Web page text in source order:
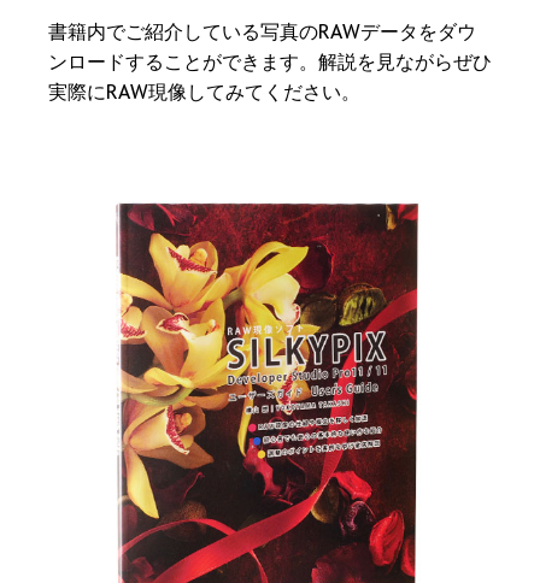
書籍内でご紹介している写真のRAWデータをダウ
ンロードすることができます。解説を見ながらぜひ
実際にRAW現像してみてください。